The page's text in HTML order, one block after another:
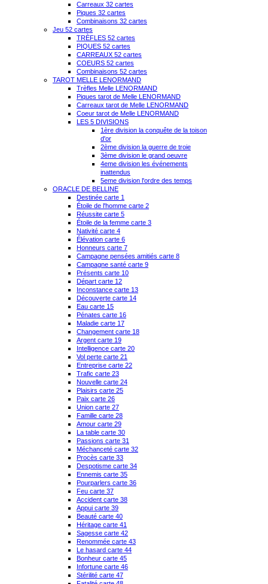
Carreaux 32 cartes
Piques 32 cartes
Combinaisons 32 cartes
Jeu 52 cartes
TRÈFLES 52 cartes
PIQUES 52 cartes
CARREAUX 52 cartes
COEURS 52 cartes
Combinaisons 52 cartes
TAROT MELLE LENORMAND
Trèfles Melle LENORMAND
Piques tarot de Melle LENORMAND
Carreaux tarot de Melle LENORMAND
Coeur tarot de Melle LENORMAND
LES 5 DIVISIONS
1ère division la conquête de la toison
d'or
2ème division la guerre de troie
3ème division le grand oeuvre
4eme division les événements
inattendus
5eme division l'ordre des temps
ORACLE DE BELLINE
Destinée carte 1
Étoile de l'homme carte 2
Réussite carte 5
Étoile de la femme carte 3
Nativité carte 4
Élévation carte 6
Honneurs carte 7
Campagne pensées amitiés carte 8
Campagne santé carte 9
Présents carte 10
Départ carte 12
Inconstance carte 13
Découverte carte 14
Eau carte 15
Pénates carte 16
Maladie carte 17
Changement carte 18
Argent carte 19
Intelligence carte 20
Vol perte carte 21
Entreprise carte 22
Trafic carte 23
Nouvelle carte 24
Plaisirs carte 25
Paix carte 26
Union carte 27
Famille carte 28
Amour carte 29
La table carte 30
Passions carte 31
Méchanceté carte 32
Procès carte 33
Despotisme carte 34
Ennemis carte 35
Pourparlers carte 36
Feu carte 37
Accident carte 38
Appui carte 39
Beauté carte 40
Héritage carte 41
Sagesse carte 42
Renommée carte 43
Le hasard carte 44
Bonheur carte 45
Infortune carte 46
Stérilité carte 47